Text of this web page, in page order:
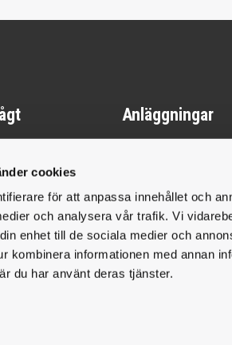
cookies
för att anpassa innehållet och
och analysera vår trafik. Vi
enhet till de sociala medier och
kombinera informationen med annan
du har använt deras tjänster.
&
Anläggningar
Halmstad
Jönköping
Karlstad